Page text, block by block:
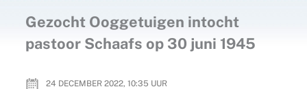
Gezocht Ooggetuigen intocht
pastoor Schaafs op 30 juni 1945
24 DECEMBER 2022, 10:35 UUR